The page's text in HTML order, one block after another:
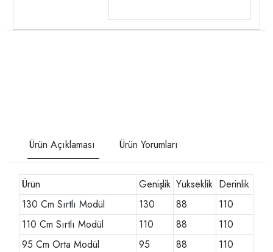
Ürün Açıklaması Ürün Yorumları
Ürün Genişlik Yükseklik Derinlik
130 Cm Sırtlı Modül
130 88
110
110 Cm Sırtlı Modül
110 88
110
95 Cm Orta Modül
95 88
110